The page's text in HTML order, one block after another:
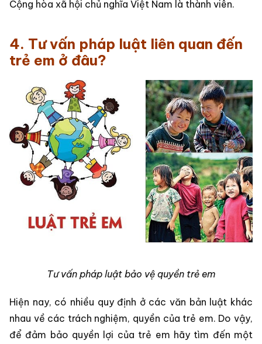
Cộng hòa xã hội chủ nghĩa Việt Nam là thành viên.
4. Tư vấn pháp luật liên quan đến
trẻ em ở đâu?
Tư vấn pháp luật bảo vệ quyền trẻ em
Hiện nay, có nhiều quy định ở các văn bản luật khác
nhau về các trách nghiệm, quyền của trẻ em. Do vậy,
để đảm bảo quyền lợi của trẻ em hãy tìm đến một